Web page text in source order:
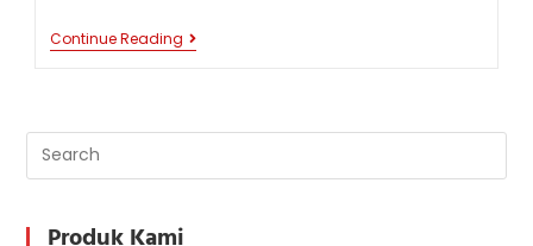
Continue Reading Distributor
Besi